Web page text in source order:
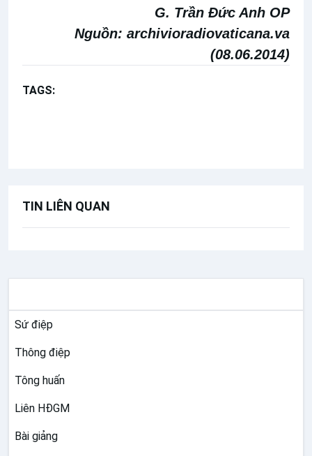
G. Trần Đức Anh OP
Nguồn: archivioradiovaticana.va
(08.06.2014)
TAGS:
TIN LIÊN QUAN
Sứ điệp
Thông điệp
Tông huấn
Liên HĐGM
Bài giảng